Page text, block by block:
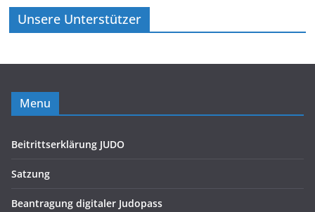
Unsere Unterstützer
Menu
Beitrittserklärung JUDO
Satzung
Beantragung digitaler Judopass